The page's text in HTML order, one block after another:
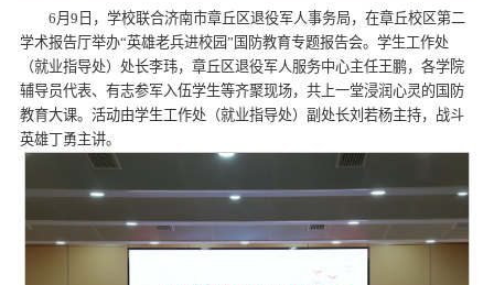
6月9日，学校联合济南市章丘区退役军人事务局，在章丘校区第二
学术报告厅举办“英雄老兵进校园”国防教育专题报告会。学生工作处
（就业指导处）处长李玮，章丘区退役军人服务中心主任王鹏，各学院
辅导员代表、有志参军入伍学生等齐聚现场，共上一堂浸润心灵的国防
教育大课。活动由学生工作处（就业指导处）副处长刘若杨主持，战斗
英雄丁勇主讲。